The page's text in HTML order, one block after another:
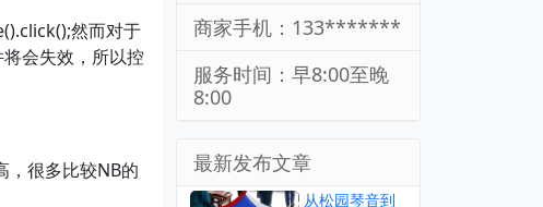
然而对于
会失效，所以控
很多比较NB的
商家手机：133*******
服务时间：早8:00至晚
8:00
最新发布文章
从松园琴音到